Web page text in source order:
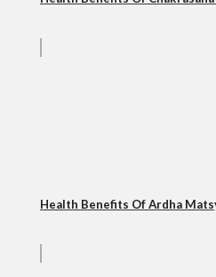
Health Benefits Of Ardha